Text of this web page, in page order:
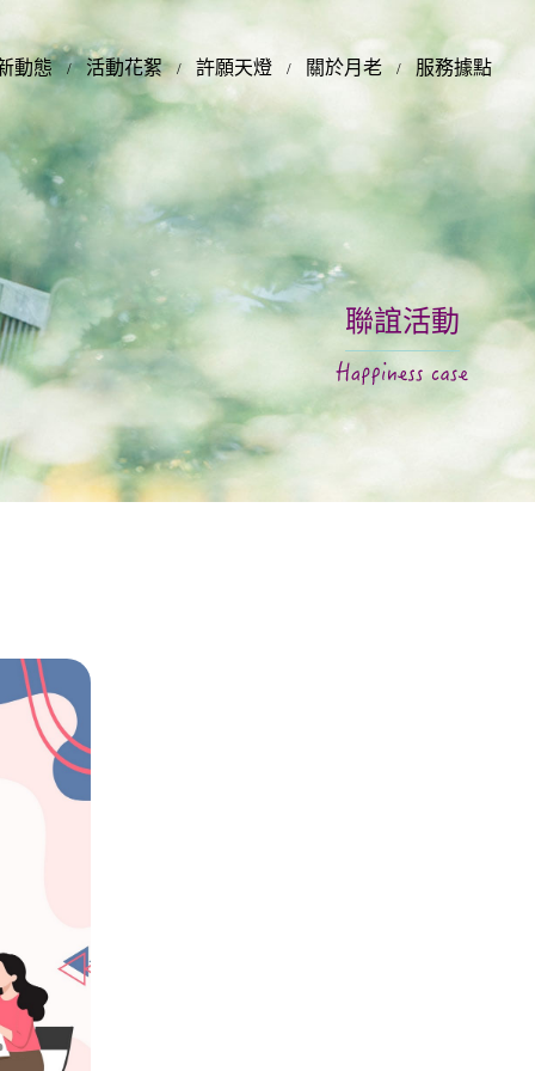
動態 活動花絮 許願天燈 關於月老 服務據點
聯誼活動